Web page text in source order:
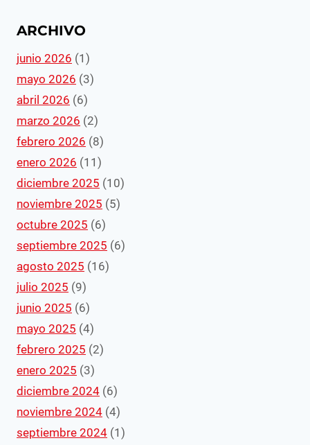
ARCHIVO
junio 2026 (1)
mayo 2026 (3)
abril 2026 (6)
marzo 2026 (2)
febrero 2026 (8)
enero 2026 (11)
diciembre 2025 (10)
noviembre 2025 (5)
octubre 2025 (6)
septiembre 2025 (6)
agosto 2025 (16)
julio 2025 (9)
junio 2025 (6)
mayo 2025 (4)
febrero 2025 (2)
enero 2025 (3)
diciembre 2024 (6)
noviembre 2024 (4)
septiembre 2024 (1)